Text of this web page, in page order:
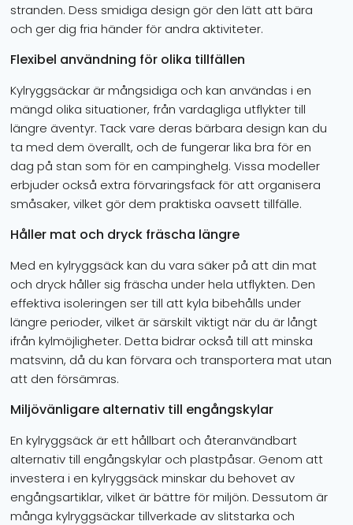
stranden. Dess smidiga design gör den lätt att bära
och ger dig fria händer för andra aktiviteter.
Flexibel användning för olika tillfällen
Kylryggsäckar är mångsidiga och kan användas i en
mängd olika situationer, från vardagliga utflykter till
längre äventyr. Tack vare deras bärbara design kan du
ta med dem överallt, och de fungerar lika bra för en
dag på stan som för en campinghelg. Vissa modeller
erbjuder också extra förvaringsfack för att organisera
småsaker, vilket gör dem praktiska oavsett tillfälle.
Håller mat och dryck fräscha längre
Med en kylryggsäck kan du vara säker på att din mat
och dryck håller sig fräscha under hela utflykten. Den
effektiva isoleringen ser till att kyla bibehålls under
längre perioder, vilket är särskilt viktigt när du är långt
ifrån kylmöjligheter. Detta bidrar också till att minska
matsvinn, då du kan förvara och transportera mat utan
att den försämras.
Miljövänligare alternativ till engångskylar
En kylryggsäck är ett hållbart och återanvändbart
alternativ till engångskylar och plastpåsar. Genom att
investera i en kylryggsäck minskar du behovet av
engångsartiklar, vilket är bättre för miljön. Dessutom är
många kylryggsäckar tillverkade av slitstarka och